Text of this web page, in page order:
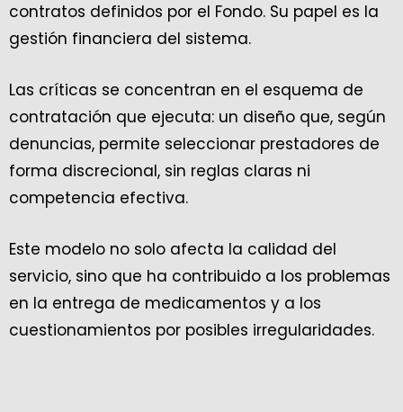
contratos definidos por el Fondo. Su papel es la
gestión financiera del sistema.
Las críticas se concentran en el esquema de
contratación que ejecuta: un diseño que, según
denuncias, permite seleccionar prestadores de
forma discrecional, sin reglas claras ni
competencia efectiva.
Este modelo no solo afecta la calidad del
servicio, sino que ha contribuido a los problemas
en la entrega de medicamentos y a los
cuestionamientos por posibles irregularidades.